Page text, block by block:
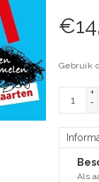
€
Gebruik
+
-
Als